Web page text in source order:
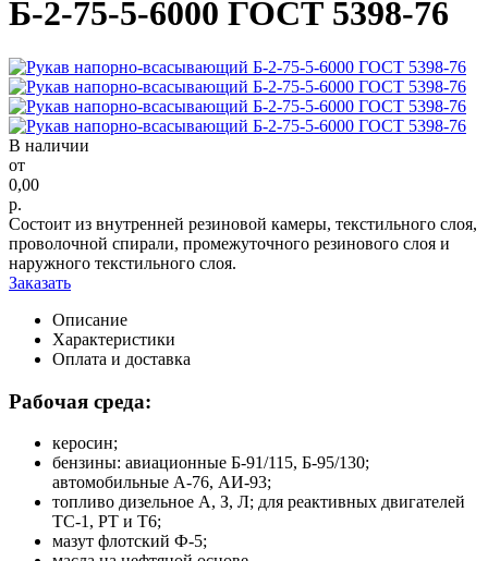
Б-2-75-5-6000 ГОСТ 5398-76
В наличии
от
0,00
р.
Состоит из внутренней резиновой камеры, текстильного слоя,
проволочной спирали, промежуточного резинового слоя и
наружного текстильного слоя.
Заказать
Описание
Характеристики
Оплата и доставка
Рабочая среда:
керосин;
бензины: авиационные Б-91/115, Б-95/130;
автомобильные А-76, АИ-93;
топливо дизельное А, З, Л; для реактивных двигателей
ТС-1, РТ и Т6;
мазут флотский Ф-5;